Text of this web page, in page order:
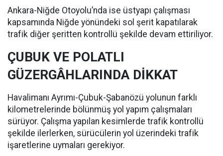
Ankara-Niğde Otoyolu’nda ise üstyapı çalışması
kapsamında Niğde yönündeki sol şerit kapatılarak
trafik diğer şeritten kontrollü şekilde devam ettiriliyor.
ÇUBUK VE POLATLI
GÜZERGÂHLARINDA DİKKAT
Havalimanı Ayrımı-Çubuk-Şabanözü yolunun farklı
kilometrelerinde bölünmüş yol yapım çalışmaları
sürüyor. Çalışma yapılan kesimlerde trafik kontrollü
şekilde ilerlerken, sürücülerin yol üzerindeki trafik
işaretlerine uymaları gerekiyor.